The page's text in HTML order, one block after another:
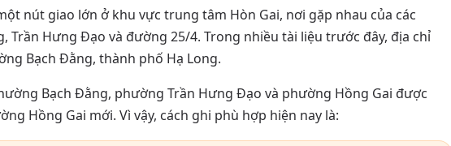
nút giao lớn ở khu vực trung tâm Hòn Gai, nơi gặp nhau của các
Trần Hưng Đạo và đường 25/4. Trong nhiều tài liệu trước đây, địa chỉ
Bạch Đằng, thành phố Hạ Long.
Bạch Đằng, phường Trần Hưng Đạo và phường Hồng Gai được
Hồng Gai mới. Vì vậy, cách ghi phù hợp hiện nay là: